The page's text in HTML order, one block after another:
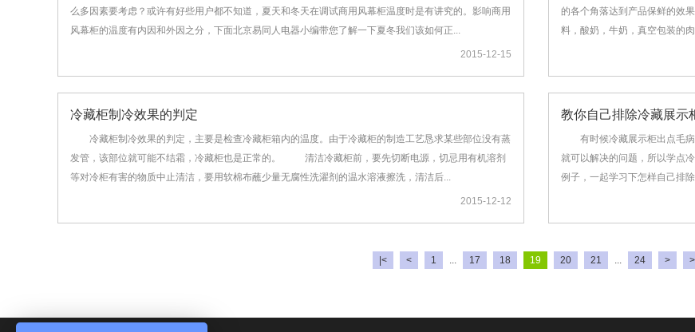
么多因素要考虑？或许有好些用户都不知道，夏天和冬天在调试商用风幕柜温度时是有讲究的。影响商用
风幕柜的温度有内因和外因之分，下面北京易同人电器小编带您了解一下夏冬我们该如何正...
2015-12-15
的各个角落达到产品保鲜的
料，酸奶，牛奶，真空包装
冷藏柜制冷效果的判定
冷藏柜制冷效果的判定，主要是检查冷藏柜箱内的温度。由于冷藏柜的制造工艺恳求某些部位没有蒸
发管，该部位就可能不结霜，冷藏柜也是正常的。 清洁冷藏柜前，要先切断电源，切忌用有机溶剂
等对冷柜有害的物质中止清洁，要用软棉布蘸少量无腐性洗濯剂的温水溶液擦洗，清洁后...
2015-12-12
教你自己排除冷藏展示
有时候冷藏展示柜出点毛病
就可以解决的问题，所以学点
例子，一起学习下怎样自己
|< < 1 ... 17 18 19 20 21 ... 24 > >|